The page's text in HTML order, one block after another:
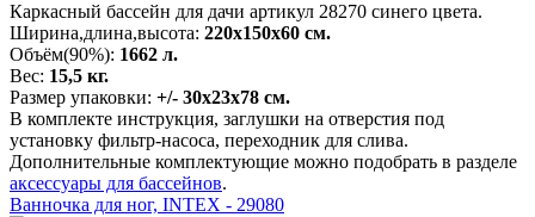
Каркасный бассейн для дачи артикул 28270 синего цвета.
Ширина,длина,высота: 220х150х60 см.
Объём(90%): 1662 л.
Вес: 15,5 кг.
Размер упаковки: +/- 30х23х78 см.
В комплекте инструкция, заглушки на отверстия под
установку фильтр-насоса, переходник для слива.
Дополнительные комплектующие можно подобрать в разделе
аксессуары для бассейнов.
Ванночка для ног, INTEX - 29080